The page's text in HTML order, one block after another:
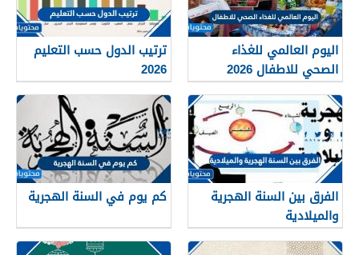
اليوم العالمي للغذاء
الصحي للاطفال 2026
ترتيب الدول حسب التعليم
2026
الفرق بين السنة الهجرية
والميلادية
كم يوم في السنة الهجرية